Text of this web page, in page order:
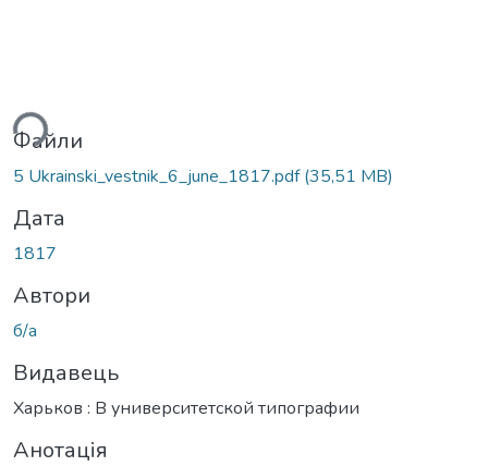
Файли
5 Ukrainski_vestnik_6_june_1817.pdf(35,51 MB)
Дата
1817
Автори
б/а
Видавець
Харьков : В университетской типографии
Анотація